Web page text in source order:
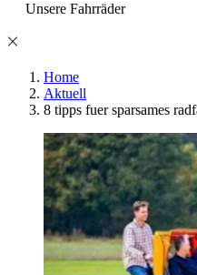
Unsere Fahrräder
Home
Aktuell
8 tipps fuer sparsames